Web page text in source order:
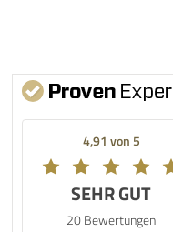
4,91 von 5
SEHR GUT
20 Bewertungen